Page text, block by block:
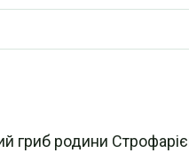
гриб родини